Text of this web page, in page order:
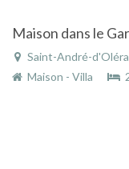
Maison dans le
Saint-André-d'Olérargues
Maison - Villa